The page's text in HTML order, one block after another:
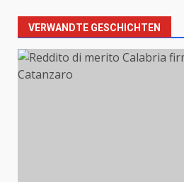
VERWANDTE GESCHICHTEN